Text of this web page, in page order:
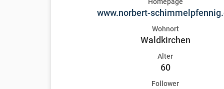
Homepage
www.norbert-
Wohnort
Waldkirchen
Alter
60
Follower